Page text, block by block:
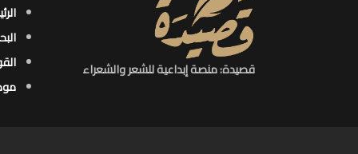
قصيدة: منصة إبداعية للشعر والشعراء